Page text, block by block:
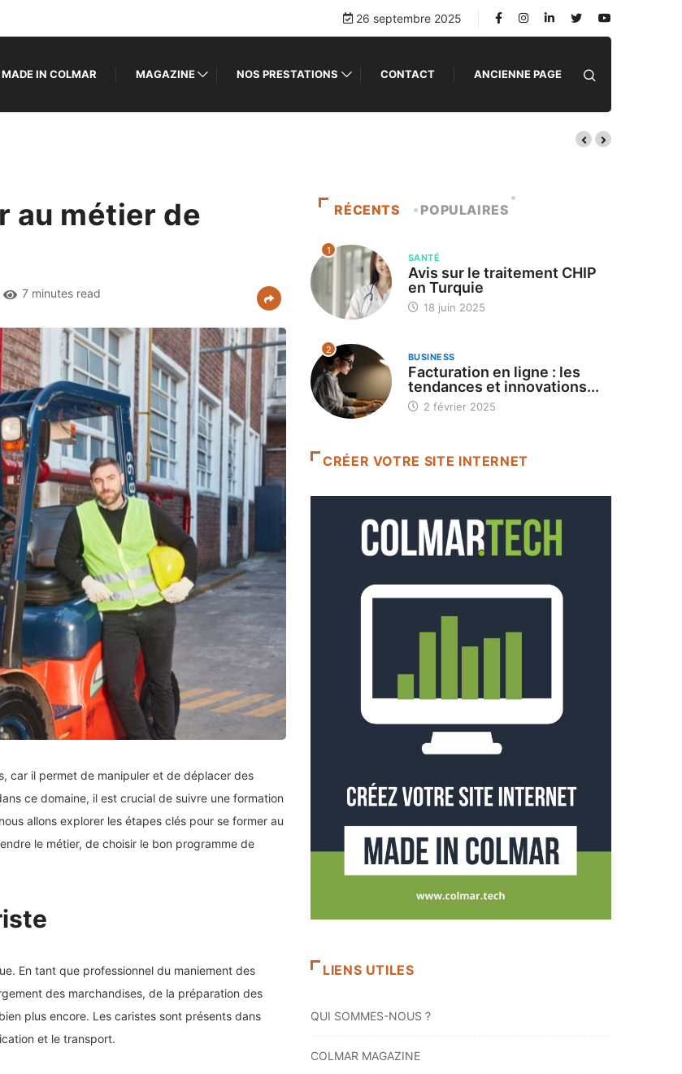
26 septembre 2025
MADE IN COLMAR MAGAZINE NOS PRESTATIONS CONTACT ANCIENNE PAGE
au métier de
7 minutes read
car il permet de manipuler et de déplacer des
ce domaine, il est crucial de suivre une formation
allons explorer les étapes clés pour se former au
le métier, de choisir le bon programme de
En tant que professionnel du maniement des
des marchandises, de la préparation des
plus encore. Les caristes sont présents dans
et le transport.
RÉCENTS POPULAIRES
1
SANTÉ
Avis sur le traitement CHIP
en Turquie
18 juin 2025
2
BUSINESS
Facturation en ligne : les
tendances et innovations...
2 février 2025
CRÉER VOTRE SITE INTERNET
LIENS UTILES
QUI SOMMES-NOUS ?
COLMAR MAGAZINE